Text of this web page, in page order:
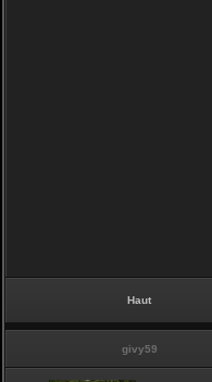
Haut
givy59